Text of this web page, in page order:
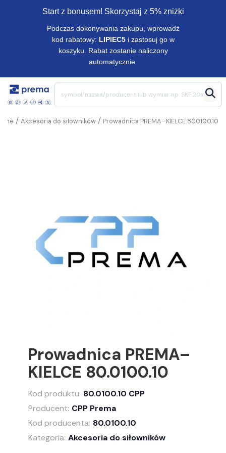
Start z bonusem! Skorzystaj z 5% zniżki
Podczas dokonywania zakupu, wprowadź
kod rabatowy: LIPIEC5 i zastosuj go w
koszyku. Rabat zostanie naliczony
automatycznie.
Prowadnica PREMA–KIELCE 80.0100.10
/
Akcesoria do siłowników
/
Prowadnica PREMA–
KIELCE 80.0100.10
Kod produktu: 80.0100.10 CPP
Producent: CPP Prema
Kod producenta: 80.0100.10
Kategoria: Akcesoria do siłowników